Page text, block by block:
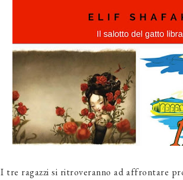
I tre ragazzi si ritroveranno ad affrontare